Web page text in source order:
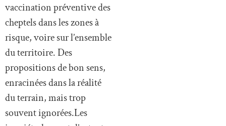
vaccination préventive des
cheptels dans les zones à
risque, voire sur l’ensemble
du territoire. Des
propositions de bon sens,
enracinées dans la réalité
du terrain, mais trop
souvent ignorées.Les